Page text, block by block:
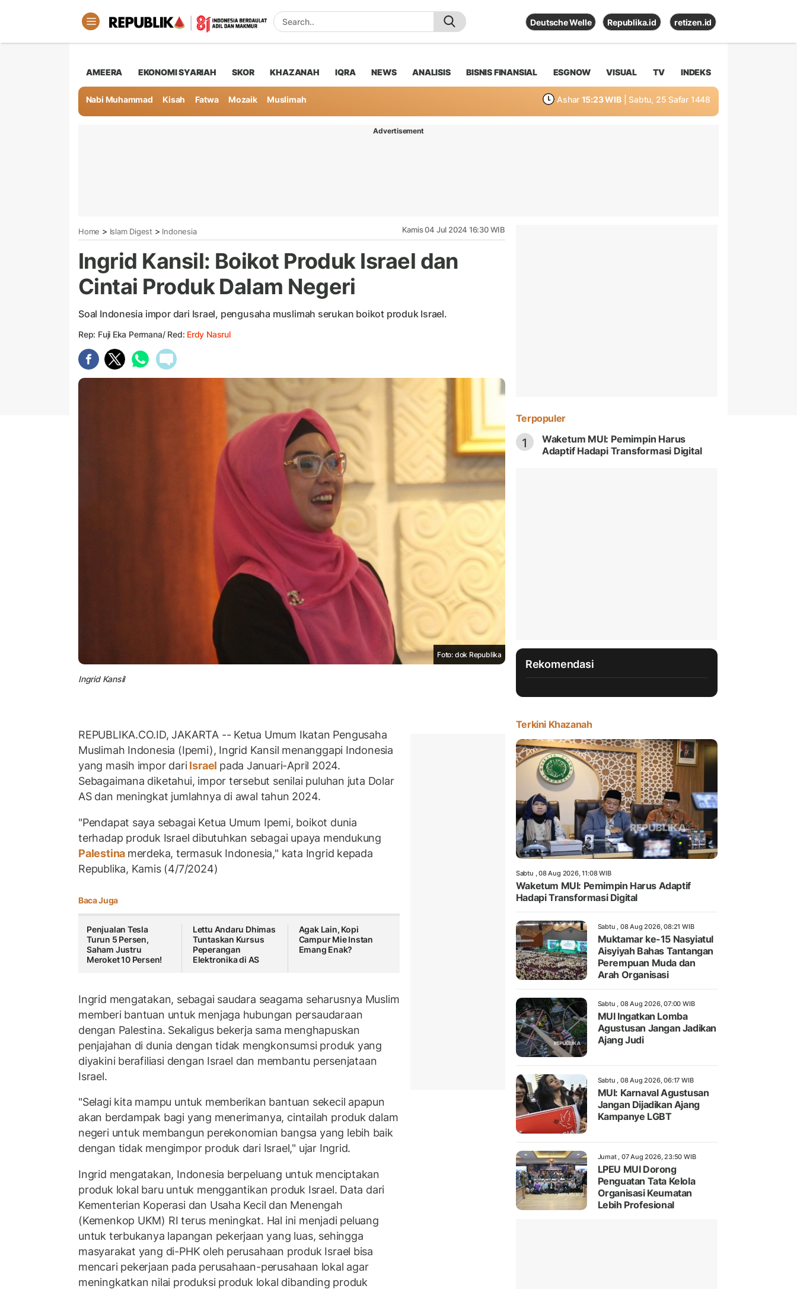
Deutsche Welle Republika.id retizen.id
AMEERA EKONOMI SYARIAH SKOR KHAZANAH IQRA NEWS ANALISIS BISNIS FINANSIAL ESGNOW VISUAL TV INDEKS
Nabi Muhammad Kisah Fatwa Mozaik Muslimah Ashar 15:23 WIB | Sabtu, 25 Safar 1448
Advertisement
Home > Islam Digest > Indonesia Kamis 04 Jul 2024 16:30 WIB
Ingrid Kansil: Boikot Produk Israel dan
Cintai Produk Dalam Negeri
Soal Indonesia impor dari Israel, pengusaha muslimah serukan boikot produk Israel.
Rep: Fuji Eka Permana/ Red: Erdy Nasrul
Foto: dok Republika
Ingrid Kansil
REPUBLIKA.CO.ID, JAKARTA -- Ketua Umum Ikatan Pengusaha
Muslimah Indonesia (Ipemi), Ingrid Kansil menanggapi Indonesia
yang masih impor dariIsrael pada Januari-April 2024.
Sebagaimana diketahui, impor tersebut senilai puluhan juta Dolar
AS dan meningkat jumlahnya di awal tahun 2024.
"Pendapat saya sebagai Ketua Umum Ipemi, boikot dunia
terhadap produk Israel dibutuhkan sebagai upaya mendukung
Palestina merdeka, termasuk Indonesia," kata Ingrid kepada
Republika, Kamis (4/7/2024)
Baca Juga
Penjualan Tesla
Turun 5 Persen,
Saham Justru
Meroket 10 Persen!
Lettu Andaru Dhimas
Tuntaskan Kursus
Peperangan
Elektronika di AS
Agak Lain, Kopi
Campur Mie Instan
Emang Enak?
Ingrid mengatakan, sebagai saudara seagama seharusnya Muslim
memberi bantuan untuk menjaga hubungan persaudaraan
dengan Palestina. Sekaligus bekerja sama menghapuskan
penjajahan di dunia dengan tidak mengkonsumsi produk yang
diyakini berafiliasi dengan Israel dan membantu persenjataan
Israel.
"Selagi kita mampu untuk memberikan bantuan sekecil apapun
akan berdampak bagi yang menerimanya, cintailah produk dalam
negeri untuk membangun perekonomian bangsa yang lebih baik
dengan tidak mengimpor produk dari Israel," ujar Ingrid.
Ingrid mengatakan, Indonesia berpeluang untuk menciptakan
produk lokal baru untuk menggantikan produk Israel. Data dari
Kementerian Koperasi dan Usaha Kecil dan Menengah
(Kemenkop UKM) RI terus meningkat. Hal ini menjadi peluang
untuk terbukanya lapangan pekerjaan yang luas, sehingga
masyarakat yang di-PHK oleh perusahaan produk Israel bisa
mencari pekerjaan pada perusahaan-perusahaan lokal agar
meningkatkan nilai produksi produk lokal dibanding produk
Terpopuler
1
Waketum MUI: Pemimpin Harus
Adaptif Hadapi Transformasi Digital
Rekomendasi
Terkini Khazanah
Sabtu , 08 Aug 2026, 11:08 WIB
Waketum MUI: Pemimpin Harus Adaptif
Hadapi Transformasi Digital
Sabtu , 08 Aug 2026, 08:21 WIB
Muktamar ke-15 Nasyiatul
Aisyiyah Bahas Tantangan
Perempuan Muda dan
Arah Organisasi
Sabtu , 08 Aug 2026, 07:00 WIB
MUI Ingatkan Lomba
Agustusan Jangan Jadikan
Ajang Judi
Sabtu , 08 Aug 2026, 06:17 WIB
MUI: Karnaval Agustusan
Jangan Dijadikan Ajang
Kampanye LGBT
Jumat , 07 Aug 2026, 23:50 WIB
LPEU MUI Dorong
Penguatan Tata Kelola
Organisasi Keumatan
Lebih Profesional